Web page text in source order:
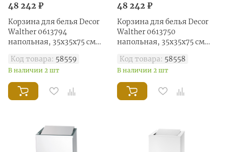
48 242 ₽
Корзина для белья Decor
Walther 0613794
напольная, 35x35x75 см
Код товара: 58559
В наличии 2 шт
48 242 ₽
Корзина для белья Decor
Walther 0613750
напольная, 35x35x75 см
Код товара: 58558
В наличии 2 шт